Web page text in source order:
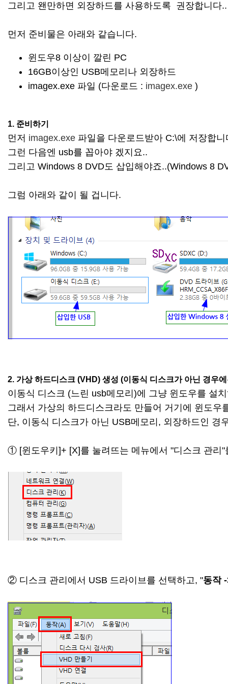
그리고 왠만하면 외장하드를 사용하도록 권장합니다
먼저 준비물은 아래와 같습니다.
윈도우8 이상이 깔린 PC
16GB이상인 USB메모리나 외장하드
imagex.exe 파일 (다운로드 : imagex.exe )
1. 준비하기
먼저 imagex.exe 파일을 다운로드받아 C:\에 저장합
그런 다음엔 usb를 꼽아야 겠지요..
그리고 Windows 8 DVD도 삽입해야죠..(Windows 8
그럼 아래와 같이 될 겁니다.
2. 가상 하드디스크 (VHD) 생성 (이동식 디스크가 아닌 경우
이동식 디스크 (느린 usb메모리)에 그냥 윈도우를 설
그래서 가상의 하드디스크라도 만들어 거기에 윈도우
단, 이동식 디스크가 아닌 USB메모리, 외장하드인 경
① [윈도우키]+ [X]를 눌려뜨는 메뉴에서 "디스크 관리"
② 디스크 관리에서 USB 드라이브를 선택하고, "동작